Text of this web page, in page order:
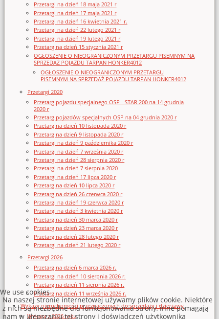
Przetargi na dzień 18 maja 2021 r
Przetargi na dzień 17 maja 2021 r
Przetargi na dzień 16 kwietnia 2021 r.
Przetargi na dzień 22 lutego 2021 r
Przetargi na dzień 19 lutego 2021 r
Przetarg na dzień 15 stycznia 2021 r
OGŁOSZENIE O NIEOGRANICZONYM PRZETARGU PISEMNYM NA
SPRZEDAŻ POJAZDU TARPAN HONKER4012
OGŁOSZENIE O NIEOGRANICZONYM PRZETARGU
PISEMNYM NA SPRZEDAŻ POJAZDU TARPAN HONKER4012
Przetargi 2020
Przetarg pojazdu specjalnego OSP - STAR 200 na 14 grudnia
2020 r
Przetarg pojazdów specjalnych OSP na 04 grudnia 2020 r
Przetarg na dzień 10 listopada 2020 r
Przetarg na dzień 9 listopada 2020 r
Przetargi na dzień 9 października 2020 r
Przetargi na dzień 7 września 2020 r
Przetargi na dzień 28 sierpnia 2020 r
Przetargi na dzień 7 sierpnia 2020
Przetargi na dzień 17 lipca 2020 r
Przetarg na dzień 10 lipca 2020 r
Przetarg na dzień 26 czerwca 2020 r
Przetargi na dzień 19 czerwca 2020 r
Przetargi na dzień 3 kwietnia 2020 r
Przetarg na dzień 30 marca 2020 r
Przetarg na dzień 23 marca 2020 r
Przetarg na dzień 28 lutego 2020 r
Przetargi na dzień 21 lutego 2020 r
Przetargi 2026
Przetarg na dzień 6 marca 2026 r.
Przetargi na dzień 10 sierpnia 2026 r.
Przetarg na dzień 11 sierpnia 2026 r.
Przetarg na dzień 11 września 2026 r.
Wykazy nieruchomości przeznaczonych do sprzedaży i dzierżawy
Wykazy z 2026 roku
We use cookies
Na naszej stronie internetowej używamy plików cookie. Niektóre
z nich są niezbędne dla funkcjonowania strony, inne pomagają
nam w ulepszaniu tej strony i doświadczeń użytkownika